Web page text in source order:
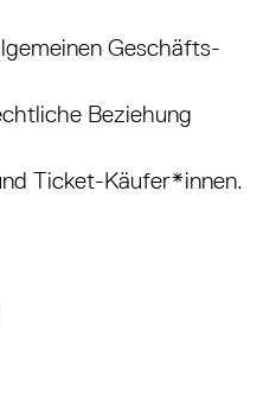
Geschäfts-
Beziehung
Ticket-Käufer*innen.